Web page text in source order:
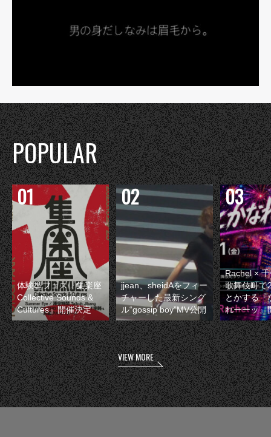
POPULAR
体験型フェス『集楽座
Collective Sounds &
Cultures』開催決定
jjean、sheidAをフィー
チャーした最新シング
ル“gossip boy”MV公開
Rachel ×
歌舞伎町で
とかする『
れーーッ』
VIEW MORE